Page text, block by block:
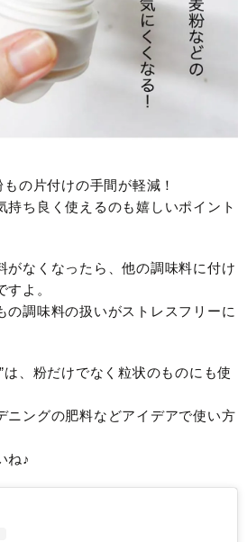
の片付けの手間が軽減！
持ち良く使えるのも嬉しいポイント
がなくなったら、他の調味料に付け
よ。
の調味料の扱いがストレスフリーに
は、粉だけでなく粒状のものにも使
ニングの肥料などアイデアで使い方
ね♪